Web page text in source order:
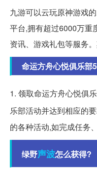
九游可以云玩原神游戏
平台,拥有超过6000万重
资讯、游戏礼包等服务
命运方舟心悦俱乐部
1. 领取命运方舟心悦俱
乐部活动并达到相应的
的各种活动,如完成任务
绿野声波怎么获得?